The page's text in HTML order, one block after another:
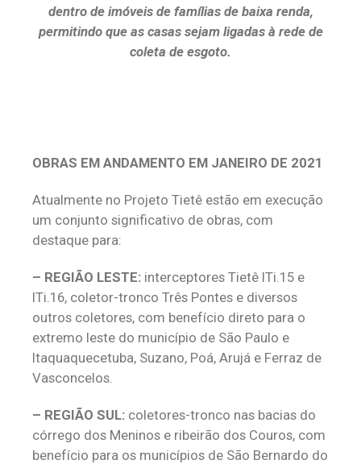
dentro de imóveis de famílias de baixa renda,
permitindo que as casas sejam ligadas à rede de
coleta de esgoto.
OBRAS EM ANDAMENTO EM JANEIRO DE 2021
Atualmente no Projeto Tietê estão em execução
um conjunto significativo de obras, com
destaque para:
– REGIÃO LESTE: interceptores Tietê ITi.15 e
ITi.16, coletor-tronco Três Pontes e diversos
outros coletores, com benefício direto para o
extremo leste do município de São Paulo e
Itaquaquecetuba, Suzano, Poá, Arujá e Ferraz de
Vasconcelos.
– REGIÃO SUL: coletores-tronco nas bacias do
córrego dos Meninos e ribeirão dos Couros, com
benefício para os municípios de São Bernardo do